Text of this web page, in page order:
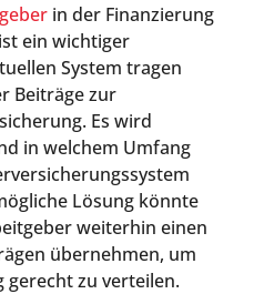
in der Finanzierung
ein wichtiger
System tragen
Beiträge zur
Es wird
in welchem Umfang
Lösung könnte
weiterhin einen
übernehmen, um
gerecht zu verteilen.